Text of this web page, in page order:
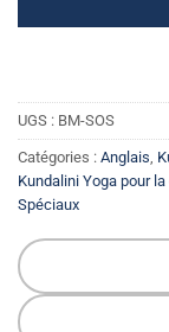
$
UGS : BM-SOS
Catégories : Anglais,
Kundalini Yoga pour
Spéciaux